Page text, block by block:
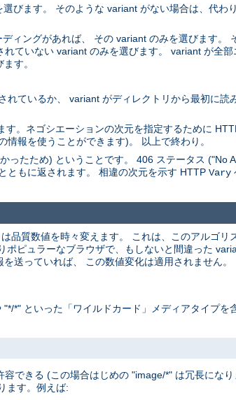
びます。 そのような variant がない場合は、代わ
ィングがあれば、 その variant のみを選びます。
ていない variant のみを選びます。 variant が全
す。
ているか、 variant がディレクトリから最初に読
。ネゴシエーションの次元を指定するために
報を使うことができます)。 以上で終わり。
ったため) ということです。 406 ステータス ("No
ともに返されます。 相違の次元を示す HTTP Vary
品質数値を時々変えます。 これは、このアルゴリ
ピュラーなブラウザで、もしないと間違った
送っていれば、 この数値変化は適用されません。
*" といった「ワイルドカード」メディアタイプを
できる (この場合はじめの "image/*" は冗長にな
ます。例えば: